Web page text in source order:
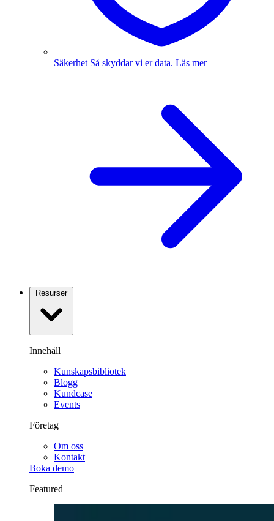
Säkerhet Så skyddar vi er data. Läs mer
Resurser
Innehåll
Kunskapsbibliotek
Blogg
Kundcase
Events
Företag
Om oss
Kontakt
Boka demo
Featured